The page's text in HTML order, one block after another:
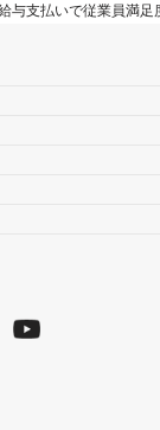
与支払いで従業員満足